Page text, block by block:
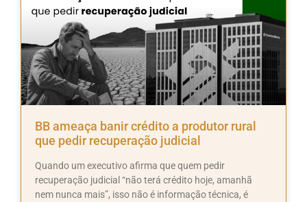
BB ameaça banir crédito a produtor rural
que pedir recuperação judicial
Quando um executivo afirma que quem pedir
recuperação judicial “não terá crédito hoje, amanhã
nem nunca mais”, isso não é informação técnica, é